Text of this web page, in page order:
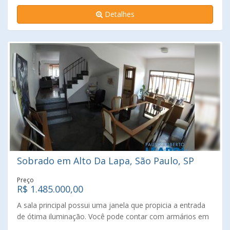
devido a grande concentração de árvores e praças.
Agende uma visita com um de nossos corretores!
Detalhes
Sobrado em Alto Da Lapa, São Paulo, SP
Preço
R$ 1.485.000,00
A sala principal possui uma janela que propicia a entrada
de ótima iluminação. Você pode contar com armários em